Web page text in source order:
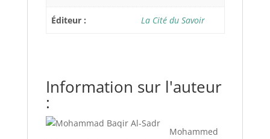
Éditeur : La Cité du Savoir
Information sur l'auteur
:
Mohammed